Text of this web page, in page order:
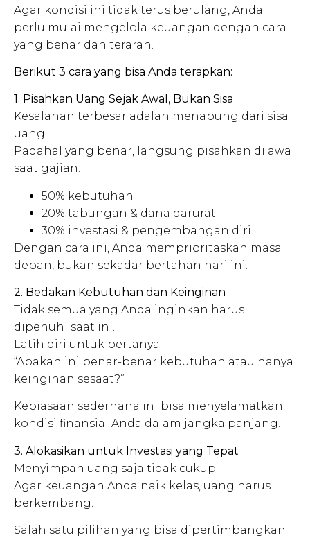
Agar kondisi ini tidak terus berulang, Anda
perlu mulai mengelola keuangan dengan cara
yang benar dan terarah.
Berikut 3 cara yang bisa Anda terapkan:
1. Pisahkan Uang Sejak Awal, Bukan Sisa
Kesalahan terbesar adalah menabung dari sisa
uang.
Padahal yang benar, langsung pisahkan di awal
saat gajian:
50% kebutuhan
20% tabungan & dana darurat
30% investasi & pengembangan diri
Dengan cara ini, Anda memprioritaskan masa
depan, bukan sekadar bertahan hari ini.
2. Bedakan Kebutuhan dan Keinginan
Tidak semua yang Anda inginkan harus
dipenuhi saat ini.
Latih diri untuk bertanya:
“Apakah ini benar-benar kebutuhan atau hanya
keinginan sesaat?”
Kebiasaan sederhana ini bisa menyelamatkan
kondisi finansial Anda dalam jangka panjang.
3. Alokasikan untuk Investasi yang Tepat
Menyimpan uang saja tidak cukup.
Agar keuangan Anda naik kelas, uang harus
berkembang.
Salah satu pilihan yang bisa dipertimbangkan